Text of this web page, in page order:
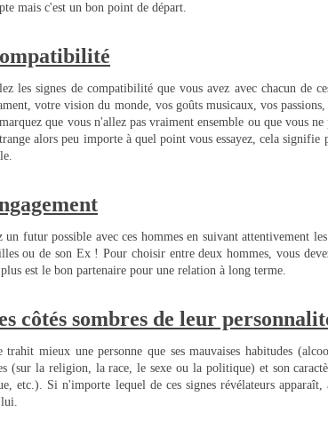
mais c'est un bon point de départ.
les signes de compatibilité que vous avez avec chacun de
votre vision du monde, vos goûts musicaux, vos
que vous n'allez pas vraiment ensemble ou que vous ne
alors peu importe à quel point vous essayez, cela signifie
un futur possible avec ces hommes en suivant attentivement
ou de son Ex ! Pour choisir entre deux hommes, vous
est le bon partenaire pour une relation à long terme.
côtés sombres de leur p
trahit mieux une personne que ses mauvaises habitudes
(sur la religion, la race, le sexe ou la politique) et son
etc.). Si n'importe lequel de ces signes révélateurs